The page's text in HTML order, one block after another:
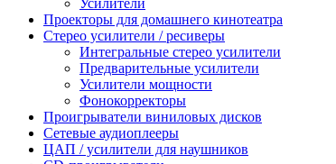
Проекторы для домашнего кинотеатра
Стерео усилители / ресиверы
Интегральные стерео усилители
Предварительные усилители
Усилители мощности
Фонокорректоры
Проигрыватели виниловых дисков
Сетевые аудиоплееры
ЦАП / усилители для наушников